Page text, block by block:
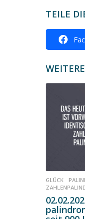
g
i
a
t
i
TEILE
GLÜCK ,